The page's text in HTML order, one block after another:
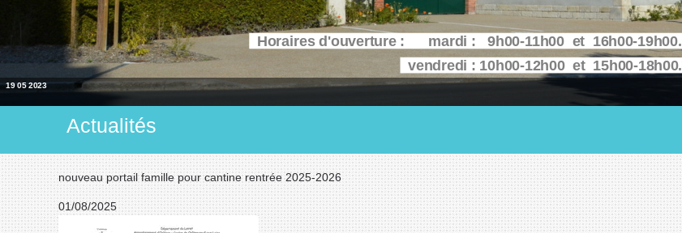
19 05 2023
Horaires d'ouverture : mardi : 9h00-11h00 et 16h00-19h00.
vendredi : 10h00-12h00 et 15h00-18h00.
Actualités
nouveau portail famille pour cantine rentrée 2025-2026
01/08/2025